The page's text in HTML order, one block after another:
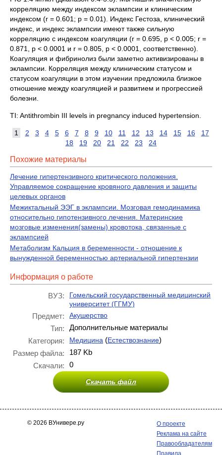
корреляцию между индексом эклампсии и клиническим
индексом (r = 0.601; p = 0.01). Индекс Гестоза, клинический
индекс, и индекс эклампсии имеют также сильную
корреляцию с индексом коагуляции (r = 0.695, p < 0.005; r =
0.871, p < 0.0001 и r = 0.805, p < 0.0001, соответственно).
Коагуляция и фибринолиз были заметно активизированы в
эклампсии. Корреляция между клиническим статусом и
статусом коагуляции в этом изучении предложила близкое
отношение между коагуляцией и развитием и прогрессией
болезни.
TI: Antithrombin III levels in pregnancy induced hypertension.
1 2 3 4 5 6 7 8 9 10 11 12 13 14 15 16
17
18
19 20 21 22 23 24
Похожие материалы
Лечение гипертензивного критического положения.
Управляемое сокращение кровяного давления и защиты
целевых органов
Межиктальный ЭЭГ в эклампсии. Мозговая гемодинамика
относительно гипотензивного лечения. Материнские
мозговые изменения(замены) кровотока, связанные с
эклампсией
Метаболизм Кальция в беременности - отношение к
вынужденной беременностью артериальной гипертензии
Информация о работе
ВУЗ:
Гомельский государственный медицинский
университет (ГГМУ)
Предмет: Акушерство
Тип:
Дополнительные материалы
Категория:
Медицина (Естествознание)
Размер файла:
187 Kb
Скачали:
0
Скачать файл
© 2026 ВУнивере.ру
О проекте
Реклама на сайте
Правообладателям
Правила